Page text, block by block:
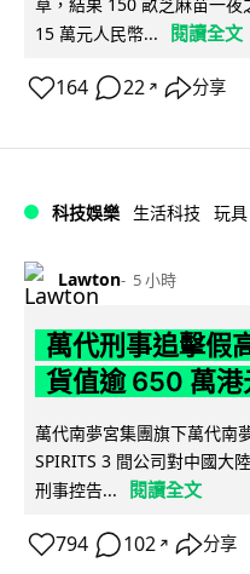
15 萬元人民幣...
閱讀全文
164 22 ↗ 分享
科技娛樂 生活科技 玩具
Lawton 5 小時
萬代刑事追擊假
貨值逾 650 萬港
萬代南夢宮集團旗下萬代南
SPIRITS 3 間公司對中國大
刑事控告...
閱讀全文
794 102 ↗ 分享